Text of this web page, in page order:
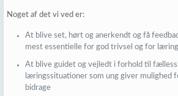
Noget af det vi ved er:
At blive set, hørt og anerkendt og få
mest essentielle for god trivsel og for
At blive guidet og vejledt i forhold til
læringssituationer som ung giver mulighed
bidrage